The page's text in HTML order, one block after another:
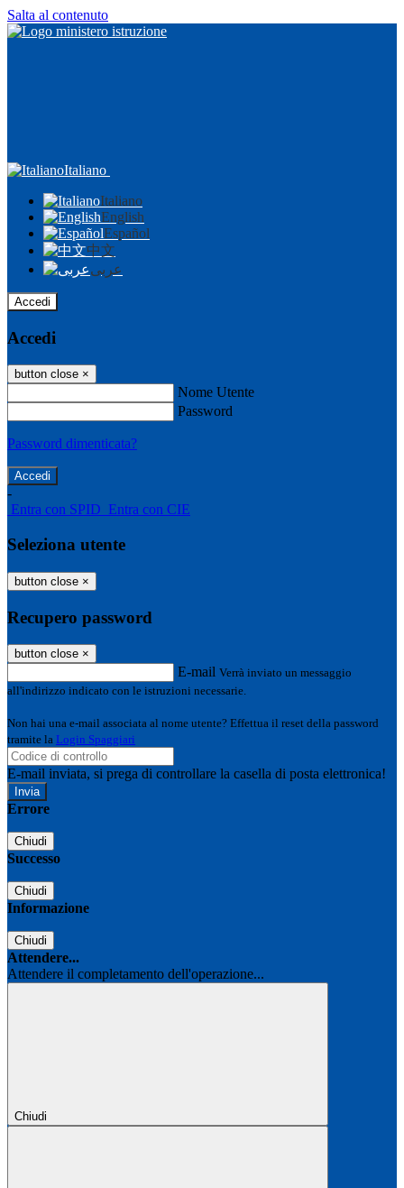
Salta al contenuto
Italiano
Italiano
English
Español
中文
عربى
Accedi
Accedi
button close ×
Nome Utente
Password
Password dimenticata?
-
Entra con SPID Entra con CIE
Seleziona utente
button close ×
Recupero password
button close ×
E-mail Verrà inviato un messaggio
all'indirizzo indicato con le istruzioni necessarie.
Non hai una e-mail associata al nome utente? Effettua il reset della password
tramite la Login Spaggiari
E-mail inviata, si prega di controllare la casella di posta elettronica!
Errore
Chiudi
Successo
Chiudi
Informazione
Chiudi
Attendere...
Attendere il completamento dell'operazione...
Chiudi